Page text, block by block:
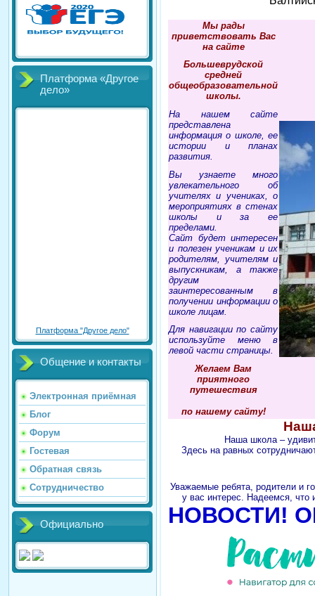
Платформа «Другое
дело»
Платформа "Другое дело"
Общение и контакты
Электронная приёмная
Блог
Форум
Гостевая
Обратная связь
Сотрудничество
Официально
Мы рады
приветствовать Вас
на сайте
Большеврудской
средней
общеобразовательной
школы.
На нашем сайте
представлена
информация о школе, ее
истории и планах
развития.
Вы узнаете много
увлекательного об
учителях и учениках, о
мероприятиях в стенах
школы и за ее
пределами.
Сайт будет интересен
и полезен ученикам и их
родителям, учителям и
выпускникам, а также
другим
заинтересованным в
получении информации о
школе лицам.
Для навигации по сайту
используйте меню в
левой части страницы.
Желаем Вам
приятного
путешествия
по нашему сайту!
Наша школа –
Здесь на равных
Уважаемые ребята, родители и
у вас интерес. Надеемся, что
НОВОСТИ!